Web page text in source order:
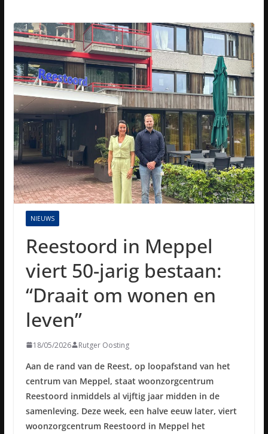
NIEUWS
Reestoord in Meppel
viert 50-jarig bestaan:
“Draait om wonen en
leven”
18/05/2026 Rutger Oosting
Aan de rand van de Reest, op loopafstand van het
centrum van Meppel, staat woonzorgcentrum
Reestoord inmiddels al vijftig jaar midden in de
samenleving. Deze week, een halve eeuw later, viert
woonzorgcentrum Reestoord in Meppel het